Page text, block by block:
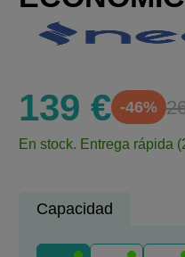
139 € -46%
En stock. Entrega rápida
Capacidad